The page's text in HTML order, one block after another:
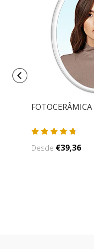
Desde €39,36